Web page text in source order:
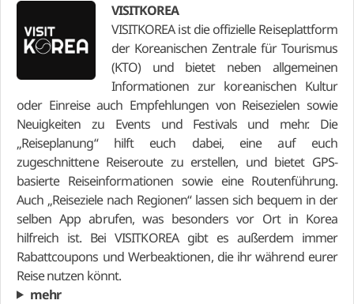
VISITKOREA
VISITKOREA ist die offizielle Reiseplattform
der Koreanischen Zentrale für Tourismus
(KTO) und bietet neben allgemeinen
Informationen zur koreanischen Kultur
oder Einreise auch Empfehlungen von Reisezielen sowie
Neuigkeiten zu Events und Festivals und mehr. Die
„Reiseplanung“ hilft euch dabei, eine auf euch
zugeschnittene Reiseroute zu erstellen, und bietet GPS-
basierte Reiseinformationen sowie eine Routenführung.
Auch „Reiseziele nach Regionen“ lassen sich bequem in der
selben App abrufen, was besonders vor Ort in Korea
hilfreich ist. Bei VISITKOREA gibt es außerdem immer
Rabattcoupons und Werbeaktionen, die ihr während eurer
Reise nutzen könnt.
mehr